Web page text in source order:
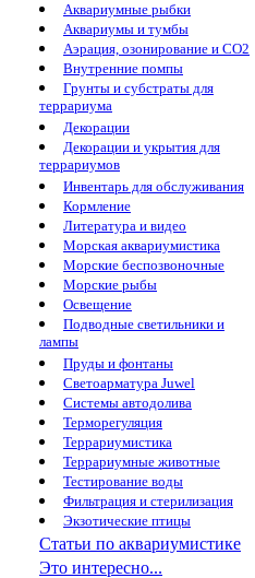
Аквариумные рыбки
Аквариумы и тумбы
Аэрация, озонирование и CO2
Внутренние помпы
Грунты и субстраты для
террариума
Декорации
Декорации и укрытия для
террариумов
Инвентарь для обслуживания
Кормление
Литература и видео
Морская аквариумистика
Морские беспозвоночные
Морские рыбы
Освещение
Подводные светильники и
лампы
Пруды и фонтаны
Светоарматура Juwel
Системы автодолива
Терморегуляция
Террариумистика
Террариумные животные
Тестирование воды
Фильтрация и стерилизация
Экзотические птицы
Статьи по аквариумистике
Это интересно...